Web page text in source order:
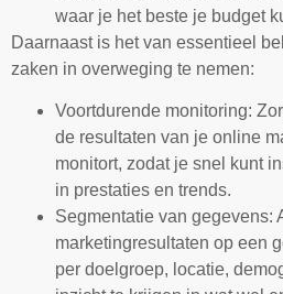
waar je het beste je budget
Daarnaast is het van essentieel
zaken in overweging te nemen:
Voortdurende monitoring:
de resultaten van je online
monitort, zodat je snel kunt
in prestaties en trends.
Segmentatie van gegevens:
marketingresultaten op een
per doelgroep, locatie,